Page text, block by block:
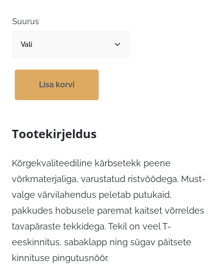
Suurus
Lisa korvi
Tootekirjeldus
Kõrgekvaliteediline kärbsetekk peene
võrkmaterjaliga, varustatud ristvöödega. Must-
valge värvilahendus peletab putukaid,
pakkudes hobusele paremat kaitset võrreldes
tavapäraste tekkidega. Tekil on veel T-
eeskinnitus, sabaklapp ning sügav päitsete
kinnituse pingutusnöör.